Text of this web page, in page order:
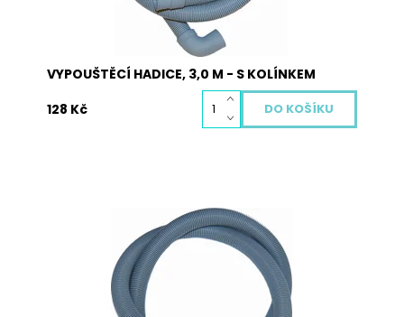
VYPOUŠTĚCÍ HADICE, 3,0 M - S KOLÍNKEM
128 Kč
Hadice vypouštěcí 3,0 m bez kolínka pro pračky
Dostupnost:
Skladem
5013